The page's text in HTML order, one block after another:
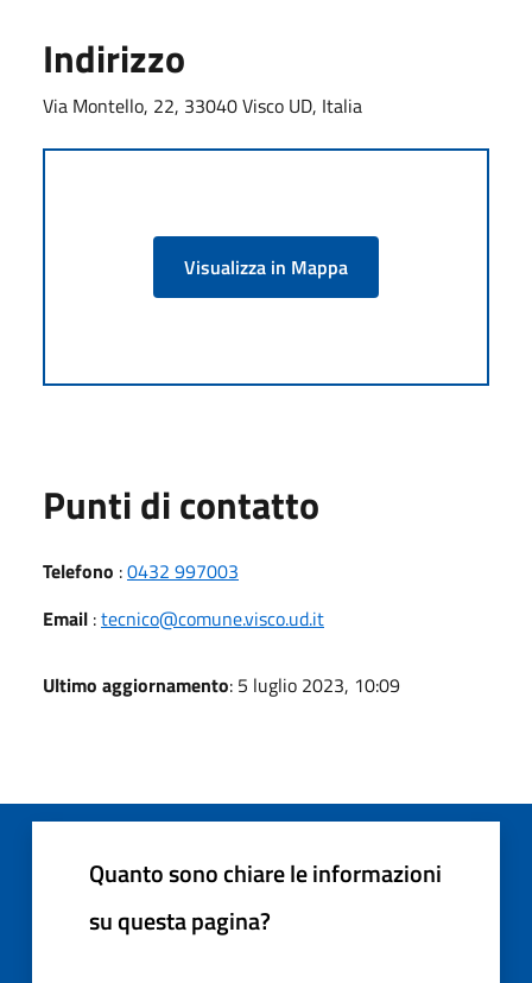
Indirizzo
Via Montello, 22, 33040 Visco UD, Italia
Visualizza in Mappa
Punti di contatto
Telefono :0432 997003
Email :tecnico@comune.visco.ud.it
Ultimo aggiornamento: 5 luglio 2023, 10:09
Quanto sono chiare le informazioni
su questa pagina?